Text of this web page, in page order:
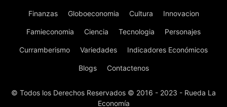
Finanzas Globoeconomia Cultura Innovacion
Famieconomia Ciencia Tecnologia Personajes
Curramberismo Variedades Indicadores Económicos
Blogs Contactenos
© Todos los Derechos Reservados © 2016 - 2023 - Rueda La
Economía